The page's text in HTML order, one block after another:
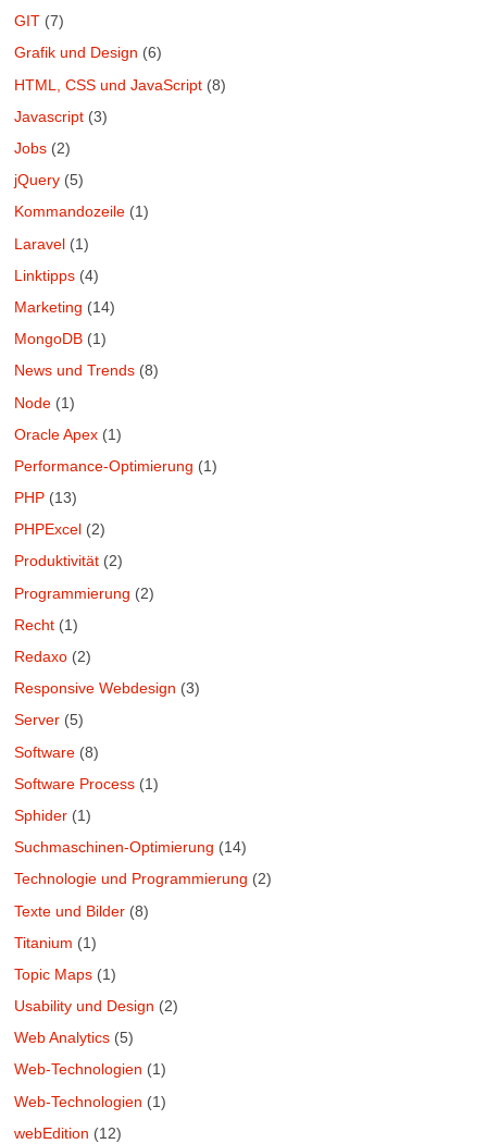
GIT (7)
Grafik und Design (6)
HTML, CSS und JavaScript (8)
Javascript (3)
Jobs (2)
jQuery (5)
Kommandozeile (1)
Laravel (1)
Linktipps (4)
Marketing (14)
MongoDB (1)
News und Trends (8)
Node (1)
Oracle Apex (1)
Performance-Optimierung (1)
PHP (13)
PHPExcel (2)
Produktivität (2)
Programmierung (2)
Recht (1)
Redaxo (2)
Responsive Webdesign (3)
Server (5)
Software (8)
Software Process (1)
Sphider (1)
Suchmaschinen-Optimierung (14)
Technologie und Programmierung (2)
Texte und Bilder (8)
Titanium (1)
Topic Maps (1)
Usability und Design (2)
Web Analytics (5)
Web-Technologien (1)
Web-Technologien (1)
webEdition (12)